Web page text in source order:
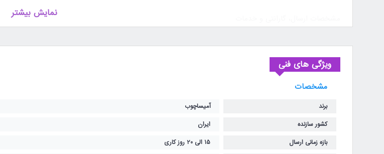
هزینه حمل و ارسال بر عهده مشتری می باشد.
توجه: برای اطلاعات بیشتر با 22970472-021 تماس بگیرید.
نمایش بیشتر
ویژگی های فنی
مشخصات
برند
آمیساچوب
کشور سازنده
ایران
بازه زمانی ارسال
15 الی 20 روز کاری